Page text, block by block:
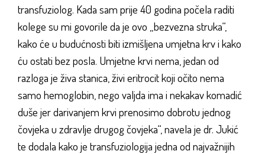
transfuziolog. Kada sam prije 40 godina počela raditi
kolege su mi govorile da je ovo „bezvezna struka“,
kako će u budućnosti biti izmišljena umjetna krv i kako
ću ostati bez posla. Umjetne krvi nema, jedan od
razloga je živa stanica, živi eritrocit koji očito nema
samo hemoglobin, nego valjda ima i nekakav komadić
duše jer darivanjem krvi prenosimo dobrotu jednog
čovjeka u zdravlje drugog čovjeka“, navela je dr. Jukić
te dodala kako je transfuziologija jedna od najvažnijih